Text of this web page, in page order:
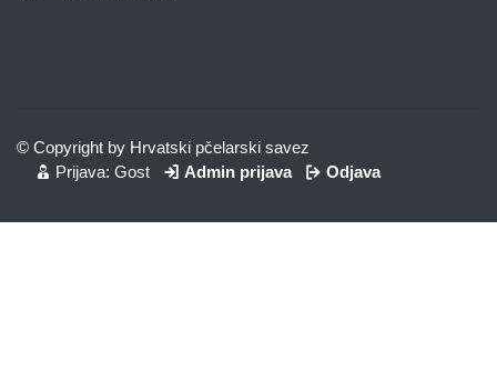
© Copyright by Hrvatski pčelarski savez
Prijava: Gost
Admin prijava Odjava